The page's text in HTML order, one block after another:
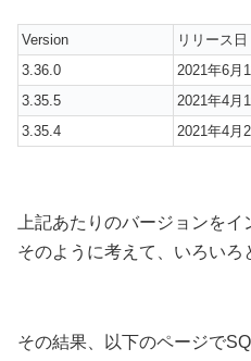
Version
リリース日
3.36.0
2021年6月
3.35.5
2021年4月
3.35.4
2021年4月2
上記あたりのバージョンをイ
そのように考えて、いろいろ
その結果、以下のページで